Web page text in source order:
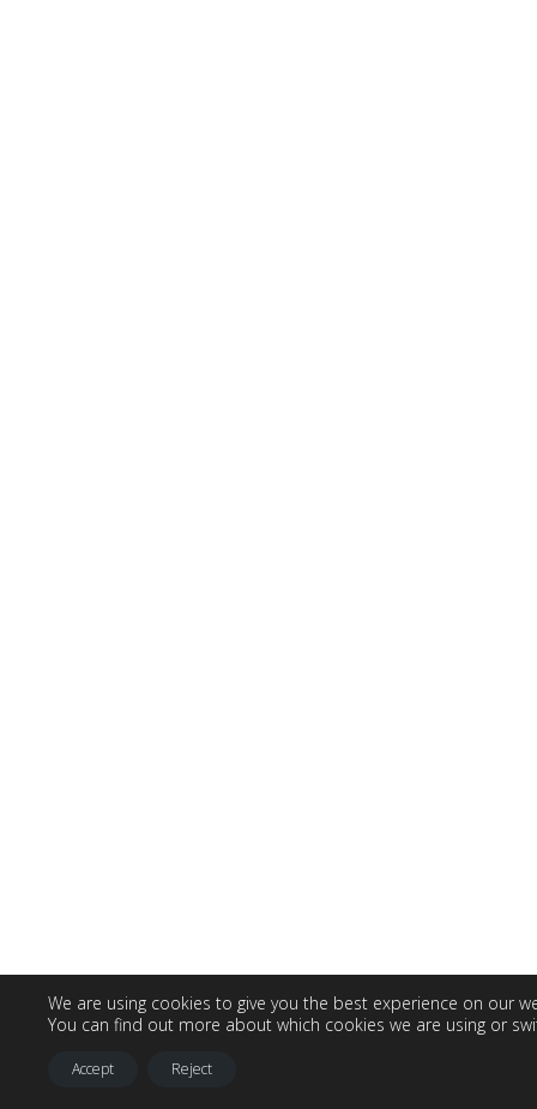
We are using cookies to give you the best experience on our
You can find out more about which cookies we are using or
Accept Reject